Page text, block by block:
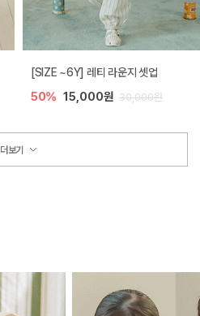
[SIZE ~6Y] 레티 라운지 셋업
50% 15,000원 30,000원
더보기